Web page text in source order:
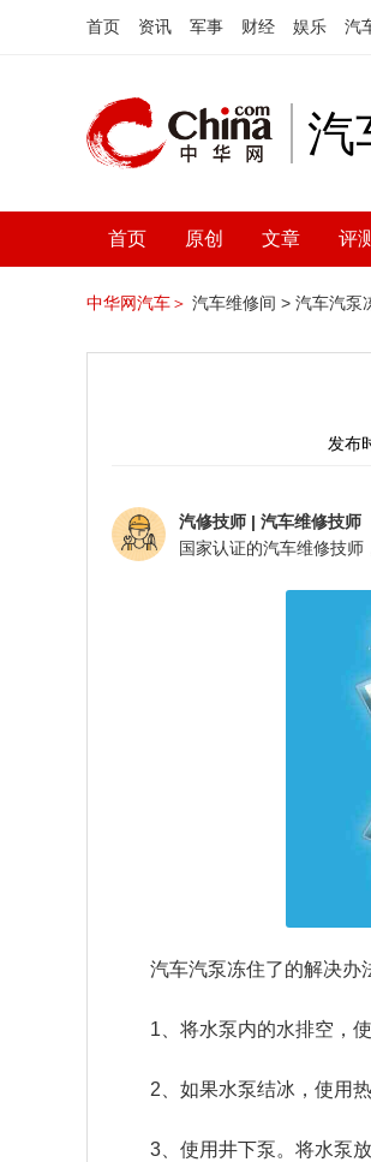
首页 资讯 军事 财经 娱乐 汽
汽
首页 原创 文章 评
中华网汽车＞ 汽车维修间 > 汽车汽泵
发布
汽修技师 | 汽车维修技师
汽车汽泵冻住了的解决办
1、将水泵内的水排空，
2、如果水泵结冰，使用
3、使用井下泵。将水泵